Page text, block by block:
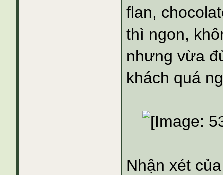
flan,
thì ngon,
nhưng vừa
khách quá
Nhận xét